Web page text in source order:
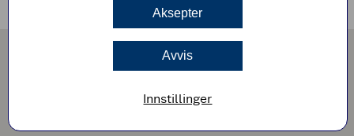
Aksepter
Avvis
Innstillinger